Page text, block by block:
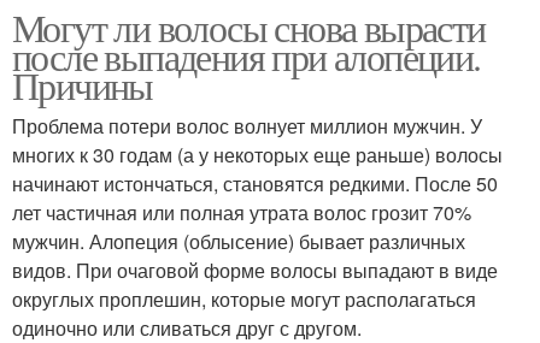
Могут ли волосы снова вырасти
после выпадения при алопеции.
Причины
Проблема потери волос волнует миллион мужчин. У
многих к 30 годам (а у некоторых еще раньше) волосы
начинают истончаться, становятся редкими. После 50
лет частичная или полная утрата волос грозит 70%
мужчин. Алопеция (облысение) бывает различных
видов. При очаговой форме волосы выпадают в виде
округлых проплешин, которые могут располагаться
одиночно или сливаться друг с другом.